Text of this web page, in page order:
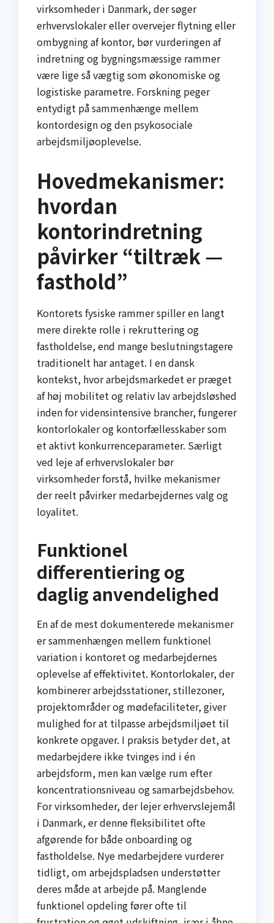
virksomheder i Danmark, der søger
erhvervslokaler eller overvejer flytning eller
ombygning af kontor, bør vurderingen af
indretning og bygningsmæssige rammer
være lige så vægtig som økonomiske og
logistiske parametre. Forskning peger
entydigt på sammenhænge mellem
kontordesign og den psykosociale
arbejdsmiljøoplevelse.
Hovedmekanismer:
hvordan
kontorindretning
påvirker “tiltræk —
fasthold”
Kontorets fysiske rammer spiller en langt
mere direkte rolle i rekruttering og
fastholdelse, end mange beslutningstagere
traditionelt har antaget. I en dansk
kontekst, hvor arbejdsmarkedet er præget
af høj mobilitet og relativ lav arbejdsløshed
inden for vidensintensive brancher, fungerer
kontorlokaler og kontorfællesskaber som
et aktivt konkurrenceparameter. Særligt
ved leje af erhvervslokaler bør
virksomheder forstå, hvilke mekanismer
der reelt påvirker medarbejdernes valg og
loyalitet.
Funktionel
differentiering og
daglig anvendelighed
En af de mest dokumenterede mekanismer
er sammenhængen mellem funktionel
variation i kontoret og medarbejdernes
oplevelse af effektivitet. Kontorlokaler, der
kombinerer arbejdsstationer, stillezoner,
projektområder og mødefaciliteter, giver
mulighed for at tilpasse arbejdsmiljøet til
konkrete opgaver. I praksis betyder det, at
medarbejdere ikke tvinges ind i én
arbejdsform, men kan vælge rum efter
koncentrationsniveau og samarbejdsbehov.
For virksomheder, der lejer erhvervslejemål
i Danmark, er denne fleksibilitet ofte
afgørende for både onboarding og
fastholdelse. Nye medarbejdere vurderer
tidligt, om arbejdspladsen understøtter
deres måde at arbejde på. Manglende
funktionel opdeling fører ofte til